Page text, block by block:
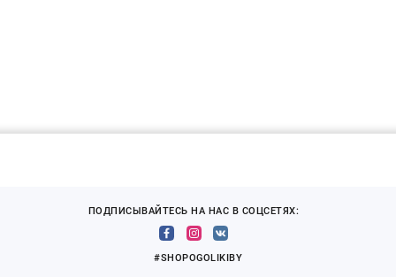
ПОДПИСЫВАЙТЕСЬ НА НАС В СОЦСЕТЯХ:
#SHOPOGOLIKIBY